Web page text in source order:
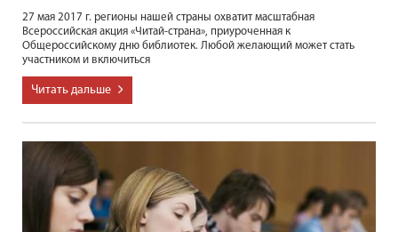
27 мая 2017 г. регионы нашей страны охватит масштабная
Всероссийская акция «Читай-страна», приуроченная к
Общероссийскому дню библиотек. Любой желающий может стать
участником и включиться
Читать дальше